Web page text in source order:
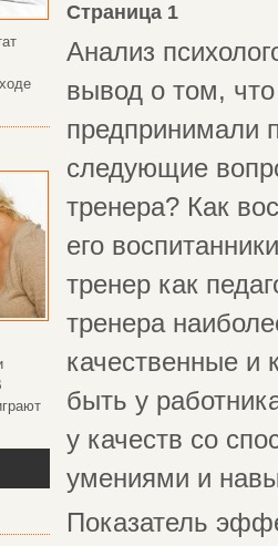
Страница 1
Анализ
вывод о том,
предпринимали
следующие
тренера? Как
его
тренер как
тренера
качественные и
быть у
у качеств со
умениями и
Показатель